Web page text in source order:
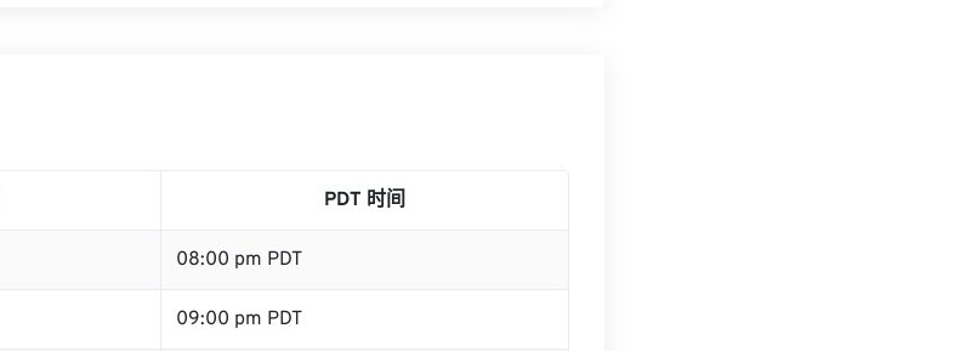
PDT 时间
08:00 pm PDT
09:00 pm PDT